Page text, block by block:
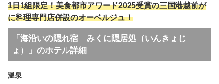
1日1組限定！美食都市アワード2025受賞の三国港越前が
に料理専門店併設のオーベルジュ！
「海沿いの隠れ宿 みくに隠居処（いんきょじ
ょ）」のホテル詳細
温泉